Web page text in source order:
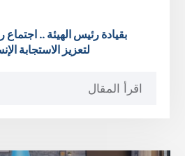
​بقيادة رئيس الهيئة ..
لتعزيز الاستجابة
اقرأ المقال